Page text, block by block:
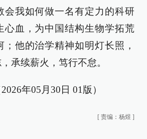
会我如何做一名有定力的科研
心血，为中国结构生物学拓荒
；他的治学精神如明灯长照，
承续薪火，笃行不怠。
年05月30日 01版）
[ 责编：杨煜 ]